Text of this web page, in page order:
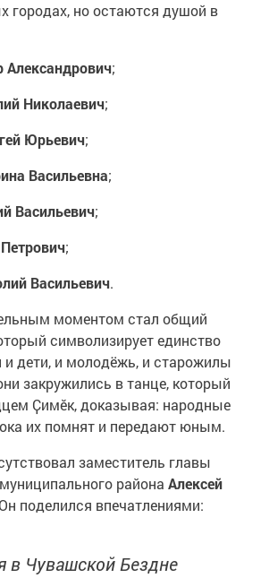
городах, но остаются душой в
;
Николаевич;
Юрьевич;
Васильевна;
Васильевич;
;
Васильевич.
моментом стал общий
символизирует единство
и дети, и молодёжь, и старожилы
закружились в танце, который
Ҫимӗк, доказывая: народные
их помнят и передают юным.
заместитель главы
района Алексей
поделился впечатлениями:
в Чувашской Бездне